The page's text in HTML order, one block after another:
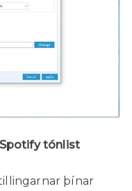
tónlist
þínar